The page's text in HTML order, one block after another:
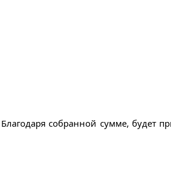
собранной сумме, будет